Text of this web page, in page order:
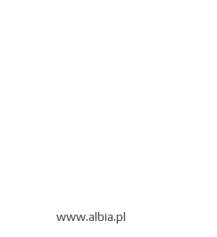
www.albia.pl